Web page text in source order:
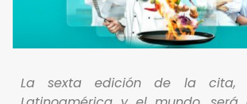
La sexta edición de la cita,